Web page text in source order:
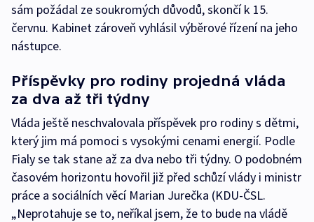
sám požádal ze soukromých důvodů, skončí k 15.
červnu. Kabinet zároveň vyhlásil výběrové řízení na jeho
nástupce.
Příspěvky pro rodiny projedná vláda
za dva až tři týdny
Vláda ještě neschvalovala příspěvek pro rodiny s dětmi,
který jim má pomoci s vysokými cenami energií. Podle
Fialy se tak stane až za dva nebo tři týdny. O podobném
časovém horizontu hovořil již před schůzí vlády i ministr
práce a sociálních věcí Marian Jurečka (KDU-ČSL.
„Neprotahuje se to, neříkal jsem, že to bude na vládě